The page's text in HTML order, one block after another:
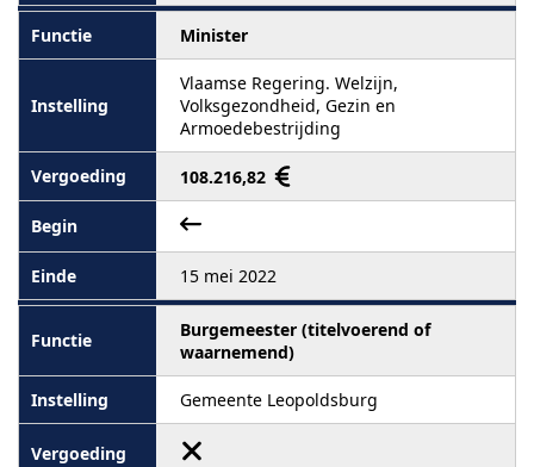
Minister
Vlaamse Regering. Welzijn,
Volksgezondheid, Gezin en
Armoedebestrijding
108.216,82
15 mei 2022
Burgemeester (titelvoerend of
waarnemend)
Gemeente Leopoldsburg